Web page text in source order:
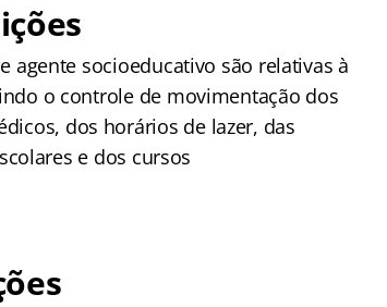
agente socioeducativo são relativas à
o controle de movimentação dos
dos horários de lazer, das
e dos cursos